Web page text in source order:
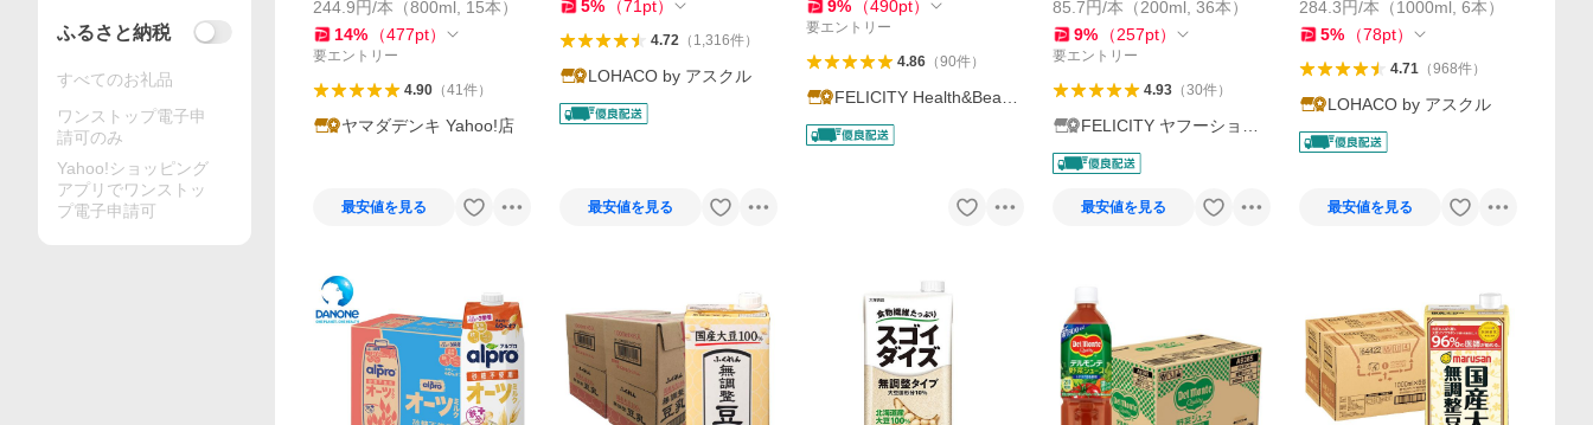
244.9円/本（800ml, 15本）
14% （477pt）
要エントリー
4.90（41件）
ヤマダデンキ Yahoo!店
最安値を見る
5% （71 pt）
4.72（ 1,316件）
LOHACO by アスクル
最安値を見る
9% （490pt）
要エントリー
4.86（90件）
FELICITY Health&Beaut
y
85.7円/本（200ml, 36本）
9% （257pt）
要エントリー
4.93（30件）
FELICITY ヤフーショッ
プ
最安値を見る
284.3円/本（1000ml, 6本）
5% （78pt）
4.71（968件）
LOHACO by アスクル
最安値を見る
ふるさと納税
すべてのお礼品
ワンストップ電子申
請可のみ
Yahoo!ショッピング
アプリでワンストッ
プ電子申請可